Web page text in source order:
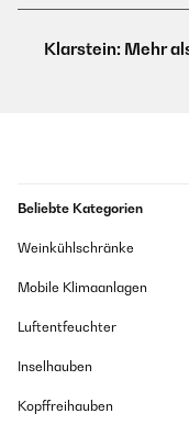
Beliebte Kategorien
Weinkühlschränke
Mobile Klimaanlagen
Luftentfeuchter
Inselhauben
Kopffreihauben